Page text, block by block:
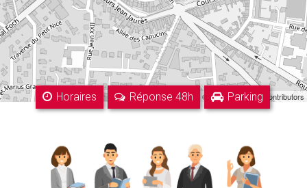
Leaflet | © OpenStreetMap contributors
Horaires Réponse 48h Parking